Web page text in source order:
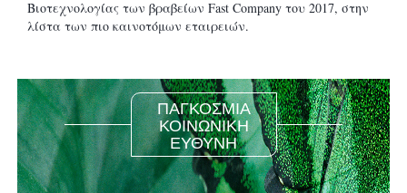
Βιοτεχνολογίας των βραβείων Fast Company του 2017, στην
λίστα των πιο καινοτόμων εταιρειών.
ΠΑΓΚΟΣΜΙΑ
ΚΟΙΝΩΝΙΚΗ
ΕΥΘΥΝΗ